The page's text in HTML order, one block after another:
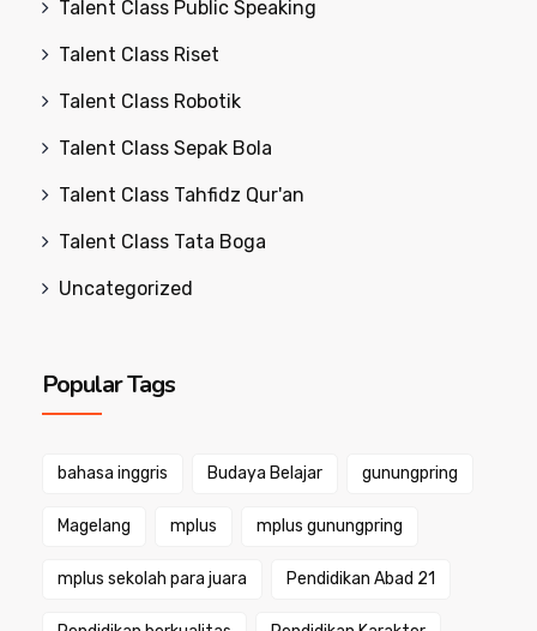
Talent Class Public Speaking
Talent Class Riset
Talent Class Robotik
Talent Class Sepak Bola
Talent Class Tahfidz Qur'an
Talent Class Tata Boga
Uncategorized
Popular Tags
bahasa inggris Budaya Belajar gunungpring
Magelang mplus mplus gunungpring
mplus sekolah para juara Pendidikan Abad 21